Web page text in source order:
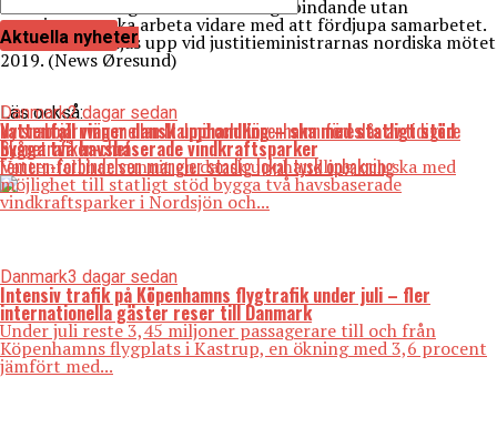
Avsiktsförklaringen är inte rättsligt bindande utan
regeringarna ska arbeta vidare med att fördjupa samarbetet.
Arbetet ska följas upp vid justitieministrarnas nordiska mötet
2019. (News Øresund)
Läs också:
Ny snabbjärnväg mellan Malmö och Köpenhamn föreslås av tidigare
Skånetrafiken-chef
Femern-forbindelsen mangler stadig lokal tysk opbakning
Aktuella nyheter
Danmark2 dagar sedan
Vattenfall vinner dansk upphandling – ska med statligt stöd
bygga två havsbaserade vindkraftsparker
Vattenfall har vunnit en dansk upphandling och ska med
möjlighet till statligt stöd bygga två havsbaserade
vindkraftsparker i Nordsjön och...
Danmark3 dagar sedan
Intensiv trafik på Köpenhamns flygtrafik under juli – fler
internationella gäster reser till Danmark
Under juli reste 3,45 miljoner passagerare till och från
Köpenhamns flygplats i Kastrup, en ökning med 3,6 procent
jämfört med...